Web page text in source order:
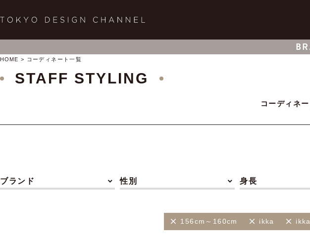
HOME コーディネート一覧
STAFF STYLING
コーディネ
ブランド 性別 身長
156cm～160cm ikka